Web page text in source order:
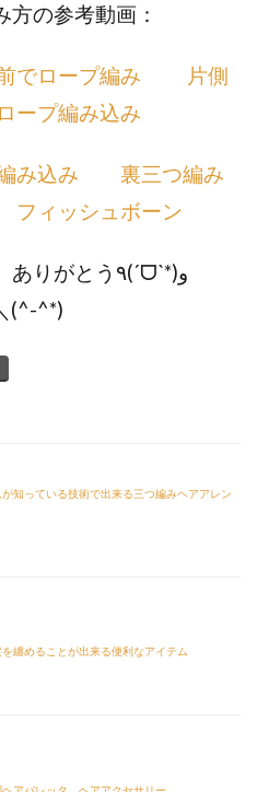
の参考動画：
でロープ編み
片側
ープ編み込み
み込み
裏三つ編み
フィッシュボーン
最後まで読んでくれて、ありがとう٩(ˊᗜˋ*)و
(^-^*)
知っている技術で出来る三つ編みヘアアレン
を纏めることが出来る便利なアイテム